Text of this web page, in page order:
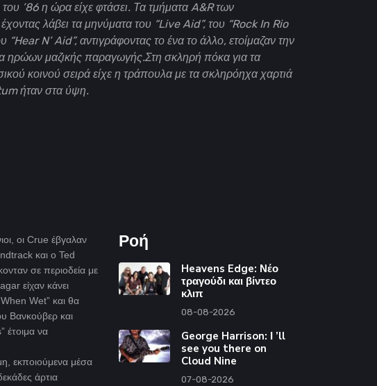
’86 η ώρα είχε φτάσει. Τα τμήματα A&R των
λάβει τα μηνύματα του “Live Aid”, του “Rock In Rio
“Hear N’ Aid”, αντιγράφοντας το ένα το άλλο, ετοίμαζαν την
ηρώων μαζικής παραγωγής.Στη σκληρή πόκα για τα
κοινού σειρά είχε η τράπουλα με τα σκληρόηχα χαρτιά
ήταν στα ύψη.
οι Crue έβγαλαν
και ο Ted
σε περιοδεία με
είχαν κάνει
Wet” και θα
Βανκούβερ και
έτοιμα να
εκποιούμενα μέσα
άρτια
Ροή
Heavens Edge: Νέο
τραγούδι και βίντεο
κλιπ
08-08-2026
George Harrison: Ι ’ll
see you there on
Cloud Nine
07-08-2026